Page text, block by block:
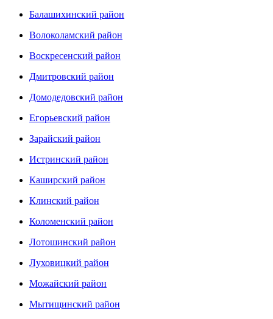
Балашихинский район
Волоколамский район
Воскресенский район
Дмитровский район
Домодедовский район
Егорьевский район
Зарайский район
Истринский район
Каширский район
Клинский район
Коломенский район
Лотошинский район
Луховицкий район
Можайский район
Мытищинский район